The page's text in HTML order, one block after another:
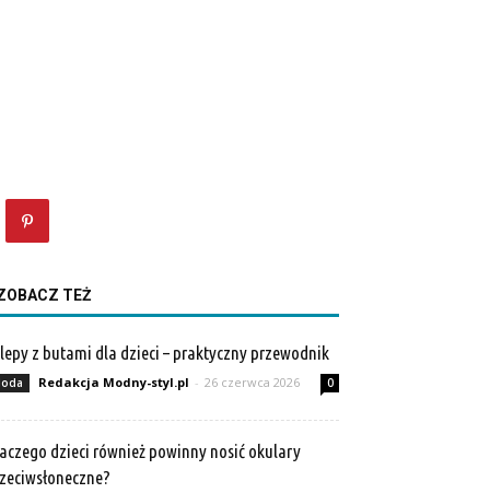
TEŻ
z butami dla dzieci – praktyczny przewodnik
Redakcja Modny-styl.pl - 26 czerwca 2026 0
dzieci również powinny nosić okulary